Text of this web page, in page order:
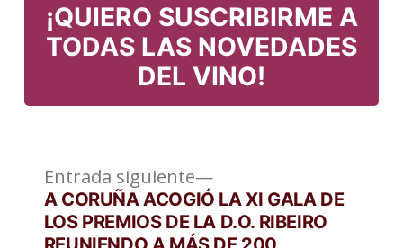
¡QUIERO SUSCRIBIRME A
TODAS LAS NOVEDADES
DEL VINO!
Navegación
de
Entrada siguiente
Entrada
siguiente:
A CORUÑA ACOGIÓ LA XI GALA DE
LOS PREMIOS DE LA D.O. RIBEIRO